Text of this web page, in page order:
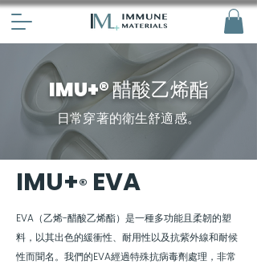
IMU+® 醋酸乙烯酯
日常穿著的衛生舒適感。
IMU+® EVA
EVA（乙烯-醋酸乙烯酯）是一種多功能且柔韌的塑
料，以其出色的緩衝性、耐用性以及抗紫外線和耐候
性而聞名。我們的EVA經過特殊抗病毒劑處理，非常